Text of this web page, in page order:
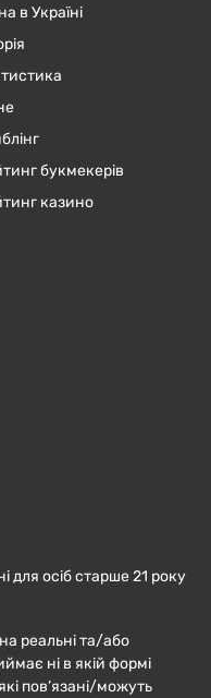
в Україні
букмекерів
казино
для осіб старше 21 року
реальні та/або
ні в якій формі
пов’язані/можуть